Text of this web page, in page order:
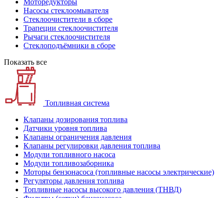
Моторедукторы
Насосы стеклоомывателя
Стеклоочистители в сборе
Трапеции стеклоочистителя
Рычаги стеклоочистителя
Стеклоподъёмники в сборе
Показать все
Топливная система
Клапаны дозирования топлива
Датчики уровня топлива
Клапаны ограничения давления
Клапаны регулировки давления топлива
Модули топливного насоса
Модули топливозаборника
Моторы бензонасоса (топливные насосы электрические)
Регуляторы давления топлива
Топливные насосы высокого давления (ТНВД)